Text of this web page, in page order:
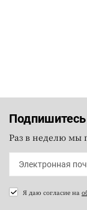
Раз в неделю мы
Я даю согласие на